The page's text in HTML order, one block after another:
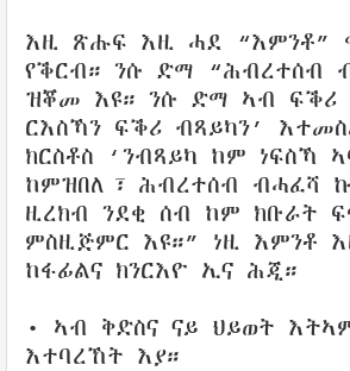
እዚ ጽሑፍ እዚ ሓደ “እምንቶ”
የቕርብ። ንሱ ድማ “ሕብረተሰብ
ዝቖመ እዩ። ንሱ ድማ ኣብ ፍቕሪ
ርእስኻን ፍቕሪ ብጻይካን’
ክርስቶስ ‘ንብጻይካ ከም ነፍስኻ
ከምዝበለ፣ ሕብረተሰብ ብሓፈሻ
ዚረክብ ንደቂ ሰብ ከም ክቡራት
ምስዚጅምር እዩ።” ነዚ እምንቶ
ከፋፊልና ክንርእዮ ኢና ሕጂ።
• ኣብ ቅድስና ናይ ህይወት
እተባረኸት እያ።